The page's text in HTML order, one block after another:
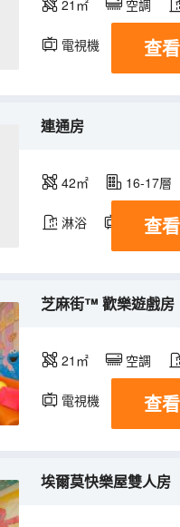
21㎡ 空調
電視機 冰箱
查
連通房
42㎡ 16-17層
淋浴 電視機
查
21㎡ 空調
電視機 冰箱
查
埃爾莫快樂屋雙人房